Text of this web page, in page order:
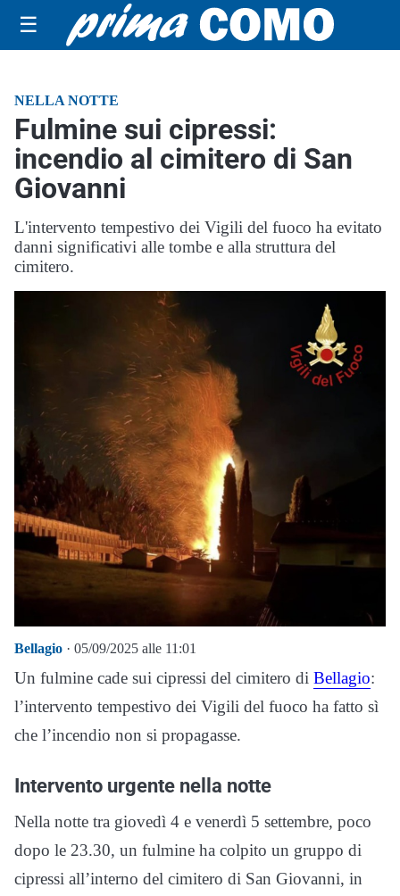
☰
NELLA NOTTE
Fulmine sui cipressi:
incendio al cimitero di San
Giovanni
L'intervento tempestivo dei Vigili del fuoco ha evitato
danni significativi alle tombe e alla struttura del
cimitero.
Bellagio · 05/09/2025 alle 11:01
Un fulmine cade sui cipressi del cimitero di Bellagio:
l’intervento tempestivo dei Vigili del fuoco ha fatto sì
che l’incendio non si propagasse.
Intervento urgente nella notte
Nella notte tra giovedì 4 e venerdì 5 settembre, poco
dopo le 23.30, un fulmine ha colpito un gruppo di
cipressi all’interno del cimitero di San Giovanni, in